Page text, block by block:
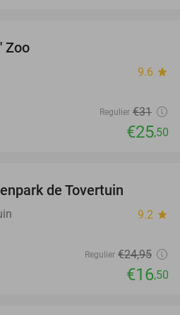
Zoo
9.6 star
Regulier €31
€25,50
de Tovertuin
9.2 star
Regulier €24,95
€16,50